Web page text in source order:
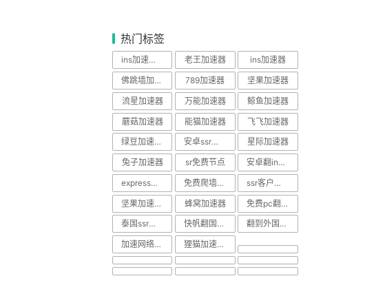
热门标签
ins加速器永久免费版 老王加速器
ins加速器
佛跳墙加速器
789加速器
坚果加速器
流星加速器
万能加速器
鲸鱼加速器
蘑菇加速器
能猫加速器
飞飞加速器
绿豆加速器安卓
安卓ssr类似软件
星际加速器
兔子加速器
sr免费节点
安卓翻ins墙免费加速软件
express加速器v安卓版
免费爬墙代理ip
ssr客户端安卓apk
坚果加速器app
蜂窝加速器
免费pc翻墙
泰国ssr节点
快帆翻国外加速软件
翻到外国的网站加速软件
加速网络加速软件
狸猫加速器安卓版